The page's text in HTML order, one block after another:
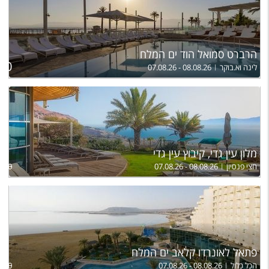
הרברט סמואל הוד ים המלח
לינה וא.בוקר 07.08.26 - 08.08.26
מלון עין גדי, קיבוץ עין גדי
חצי פנסיון 07.08.26 - 08.08.26
פתאל לאונרדו קלאב ים המלח
הכל כלול 07.08.26 - 08.08.26